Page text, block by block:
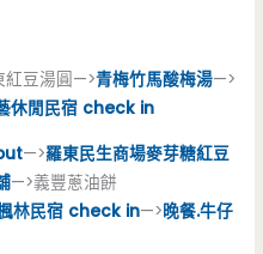
紅豆湯圓—>青梅竹馬酸梅湯—>
休閒民宿 check in
—>羅東民生商場麥芽糖紅豆
—>義豐蔥油餅
林民宿 check in—>晚餐.牛仔